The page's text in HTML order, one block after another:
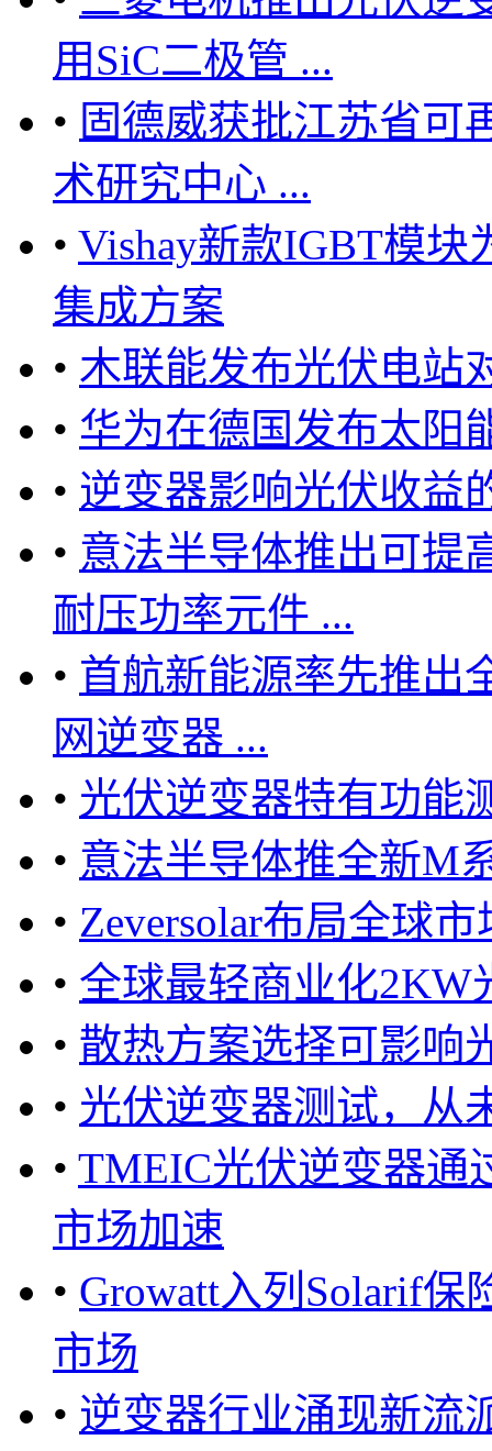
用SiC二极管 ...
• 固德威获批江苏省可
术研究中心 ...
• Vishay新款IGBT模块
集成方案
• 木联能发布光伏电站
• 华为在德国发布太阳
• 逆变器影响光伏收益
• 意法半导体推出可提
耐压功率元件 ...
• 首航新能源率先推出
网逆变器 ...
• 光伏逆变器特有功能
• 意法半导体推全新M
• Zeversolar布局全球
• 全球最轻商业化2KW
• 散热方案选择可影响
• 光伏逆变器测试，从
• TMEIC光伏逆变器通
市场加速
• Growatt入列Solarif保
市场
• 逆变器行业涌现新流